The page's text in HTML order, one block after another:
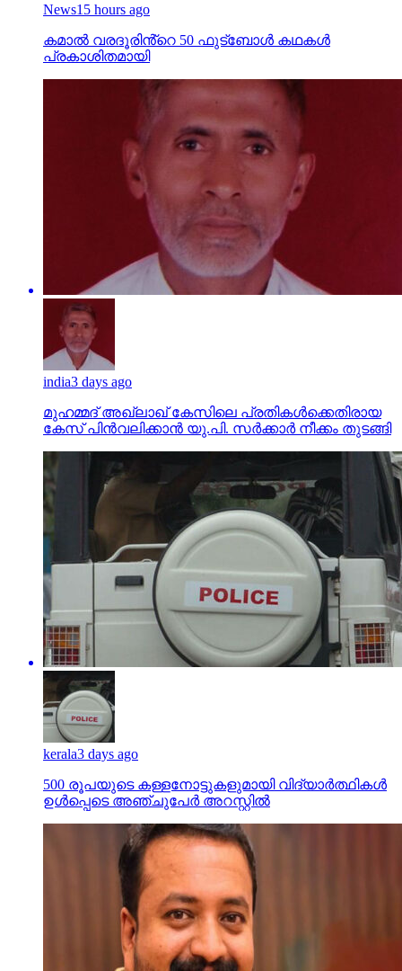
News15 hours ago
കമാൽ വരദൂരിൻ്റെ 50 ഫുട്ബോൾ കഥകൾ
പ്രകാശിതമായി
india3 days ago
മുഹമ്മദ് അഖ്‌ലാഖ് കേസിലെ പ്രതികള്‍ക്കെതിരായ
കേസ് പിന്‍വലിക്കാന്‍ യു.പി. സര്‍ക്കാര്‍ നീക്കം തുടങ്ങി
kerala3 days ago
500 രൂപയുടെ കള്ളനോട്ടുകളുമായി വിദ്യാര്‍ത്ഥികള്‍
ഉള്‍പ്പെടെ അഞ്ചുപേര്‍ അറസ്റ്റില്‍